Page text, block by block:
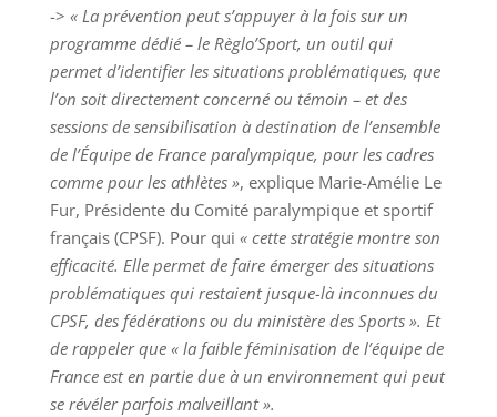
-> « La prévention peut s’appuyer à la fois sur un
programme dédié – le Règlo’Sport, un outil qui
permet d’identifier les situations problématiques, que
l’on soit directement concerné ou témoin – et des
sessions de sensibilisation à destination de l’ensemble
de l’Équipe de France paralympique, pour les cadres
comme pour les athlètes », explique Marie-Amélie Le
Fur, Présidente du Comité paralympique et sportif
français (CPSF). Pour qui « cette stratégie montre son
efficacité. Elle permet de faire émerger des situations
problématiques qui restaient jusque-là inconnues du
CPSF, des fédérations ou du ministère des Sports ». Et
de rappeler que « la faible féminisation de l’équipe de
France est en partie due à un environnement qui peut
se révéler parfois malveillant ».